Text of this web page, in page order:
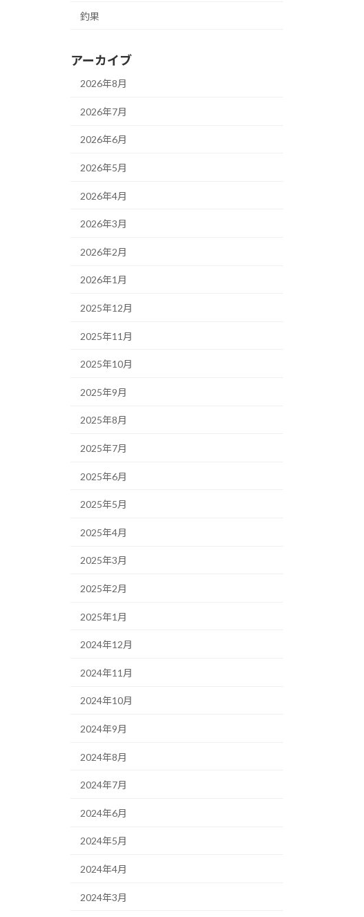
釣果
アーカイブ
2026年8月
2026年7月
2026年6月
2026年5月
2026年4月
2026年3月
2026年2月
2026年1月
2025年12月
2025年11月
2025年10月
2025年9月
2025年8月
2025年7月
2025年6月
2025年5月
2025年4月
2025年3月
2025年2月
2025年1月
2024年12月
2024年11月
2024年10月
2024年9月
2024年8月
2024年7月
2024年6月
2024年5月
2024年4月
2024年3月